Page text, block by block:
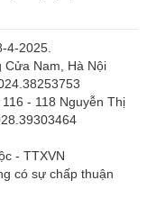
4-2025.
Nam, Hà Nội
- 118 Nguyễn Thị
- TTXVN
có sự chấp thuận